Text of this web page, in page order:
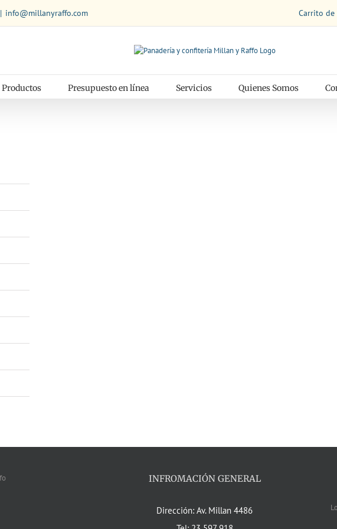
| info@millanyraffo.com Carrito de
Productos Presupuesto en línea Servicios Quienes Somos
INFROMACIÓN GENERAL
Dirección: Av. Millan 4486